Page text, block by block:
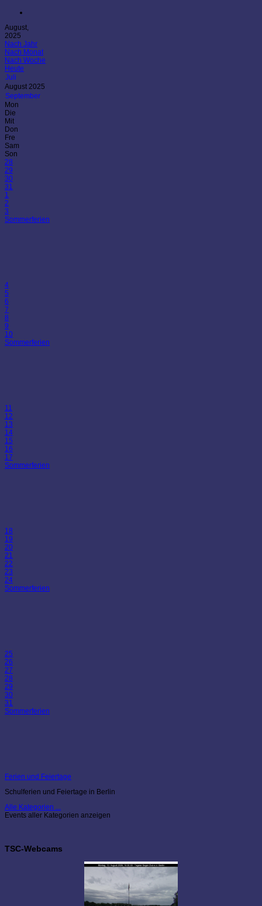
August,
2025
Nach Jahr
Nach Monat
Nach Woche
Heute
Juli
August 2025
September
Mon
Die
Mit
Don
Fre
Sam
Son
28
29
30
31
1
2
3
Sommerferien
4
5
6
7
8
9
10
Sommerferien
11
12
13
14
15
16
17
Sommerferien
18
19
20
21
22
23
24
Sommerferien
25
26
27
28
29
30
31
Sommerferien
Ferien und Feiertage
Schulferien und Feiertage in Berlin
Alle Kategorien ...
Events aller Kategorien anzeigen
TSC-Webcams